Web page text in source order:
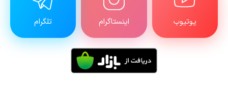
یوتیوب اینستاگرام تلگرام